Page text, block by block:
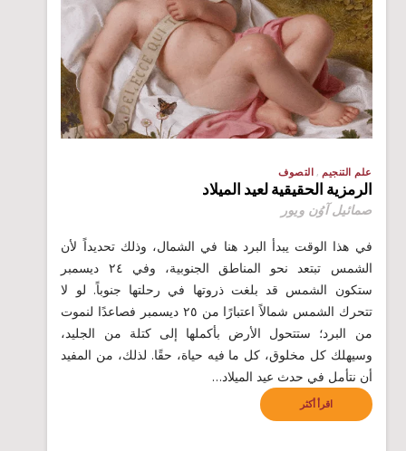
علم التنجيم التصوف
الرمزية الحقيقية لعيد الميلاد
صمائيل آوُن ويور
في هذا الوقت يبدأ البرد هنا في الشمال، وذلك تحديداً لأن
الشمس تبتعد نحو المناطق الجنوبية، وفي ٢٤ ديسمبر
ستكون الشمس قد بلغت ذروتها في رحلتها جنوباً. لو لا
تتحرك الشمس شمالاً اعتبارًا من ٢٥ ديسمبر فصاعدًا لنموت
من البرد؛ ستتحول الأرض بأكملها إلى كتلة من الجليد،
وسيهلك كل مخلوق، كل ما فيه حياة، حقًا. لذلك، من المفيد
أن نتأمل في حدث عيد الميلاد…
اقرأ أكثر